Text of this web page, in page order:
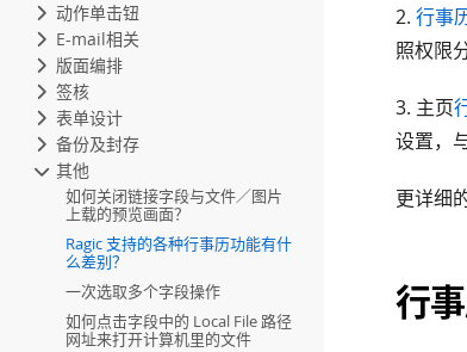
动作单击钮
E-mail相关
版面编排
签核
表单设计
备份及封存
其他
如何关闭链接字段与文件／图片
上载的预览画面？
Ragic 支持的各种行事历功能有什
么差别？
一次选取多个字段操作
如何点击字段中的 Local File 路径
网址来打开计算机里的文件
2. 行事
照权限
3. 主页
设置，
更详细
行